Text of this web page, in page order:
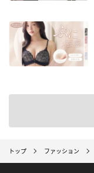
トップ ファッション